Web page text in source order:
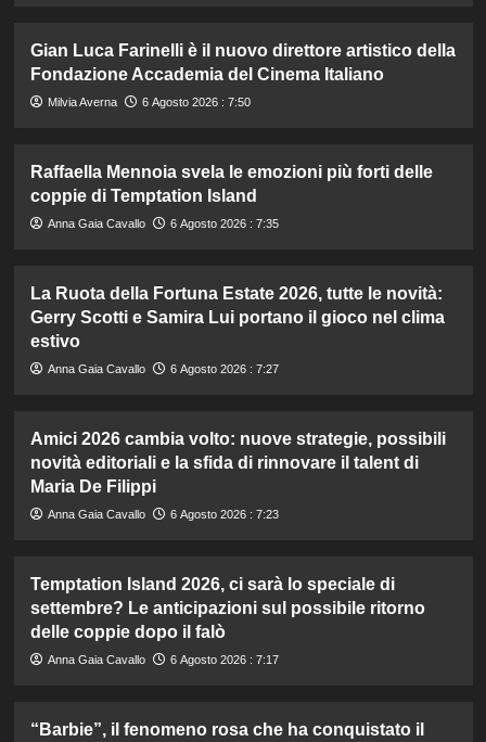
Gian Luca Farinelli è il nuovo direttore artistico della
Fondazione Accademia del Cinema Italiano
Milvia Averna 6 Agosto 2026 : 7:50
Raffaella Mennoia svela le emozioni più forti delle
coppie di Temptation Island
Anna Gaia Cavallo 6 Agosto 2026 : 7:35
La Ruota della Fortuna Estate 2026, tutte le novità:
Gerry Scotti e Samira Lui portano il gioco nel clima
estivo
Anna Gaia Cavallo 6 Agosto 2026 : 7:27
Amici 2026 cambia volto: nuove strategie, possibili
novità editoriali e la sfida di rinnovare il talent di
Maria De Filippi
Anna Gaia Cavallo 6 Agosto 2026 : 7:23
Temptation Island 2026, ci sarà lo speciale di
settembre? Le anticipazioni sul possibile ritorno
delle coppie dopo il falò
Anna Gaia Cavallo 6 Agosto 2026 : 7:17
“Barbie”, il fenomeno rosa che ha conquistato il